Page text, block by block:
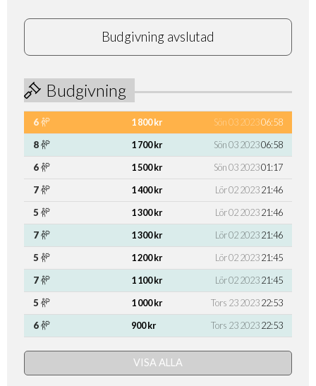
Budgivning avslutad
Budgivning
6 1 800 kr Sön 03 202306:58
8
1 700 kr Sön 03 202306:58
6
1 500 kr Sön 03 202301:17
7
1 400 kr Lör 02 202321:46
5
1 300 kr Lör 02 202321:46
7
1 300 kr Lör 02 202321:46
5
1 200 kr Lör 02 202321:45
7
1 100 kr Lör 02 202321:45
5
1 000 kr Tors 23 202322:53
6
900 kr Tors 23 202322:53
VISA ALLA